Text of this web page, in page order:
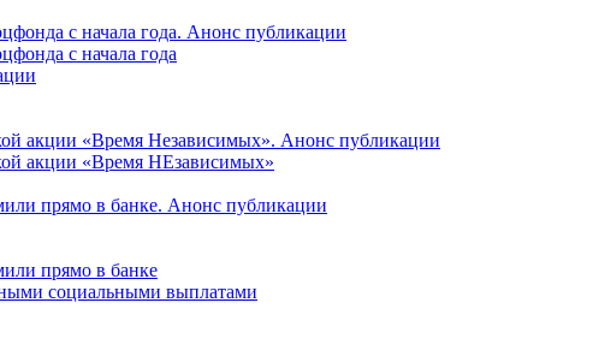
с начала года. Анонс публикации
с начала года
акции «Время Независимых». Анонс публикации
акции «Время НЕзависимых»
прямо в банке. Анонс публикации
прямо в банке
социальными выплатами